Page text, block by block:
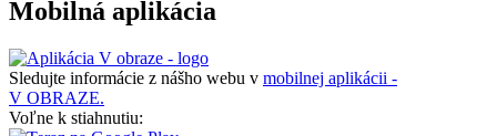
Mobilná aplikácia
Sledujte informácie z nášho webu v mobilnej aplikácii -
V OBRAZE.
Voľne k stiahnutiu: